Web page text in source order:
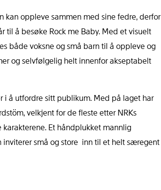
kan oppleve sammen med sine fedre, derfor
å besøke Rock me Baby. Med et visuelt
både voksne og små barn til å oppleve og
og selvfølgelig helt innenfor akseptabelt
i å utfordre sitt publikum. Med på laget har
velkjent for de fleste etter NRKs
Et håndplukket mannlig
små og store inn til et helt særegent